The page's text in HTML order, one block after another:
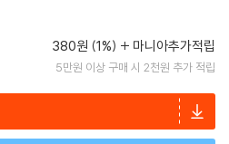
380원 (1%) 마니아추가적립
5만원 이상 구매 시 2천원 추가 적립